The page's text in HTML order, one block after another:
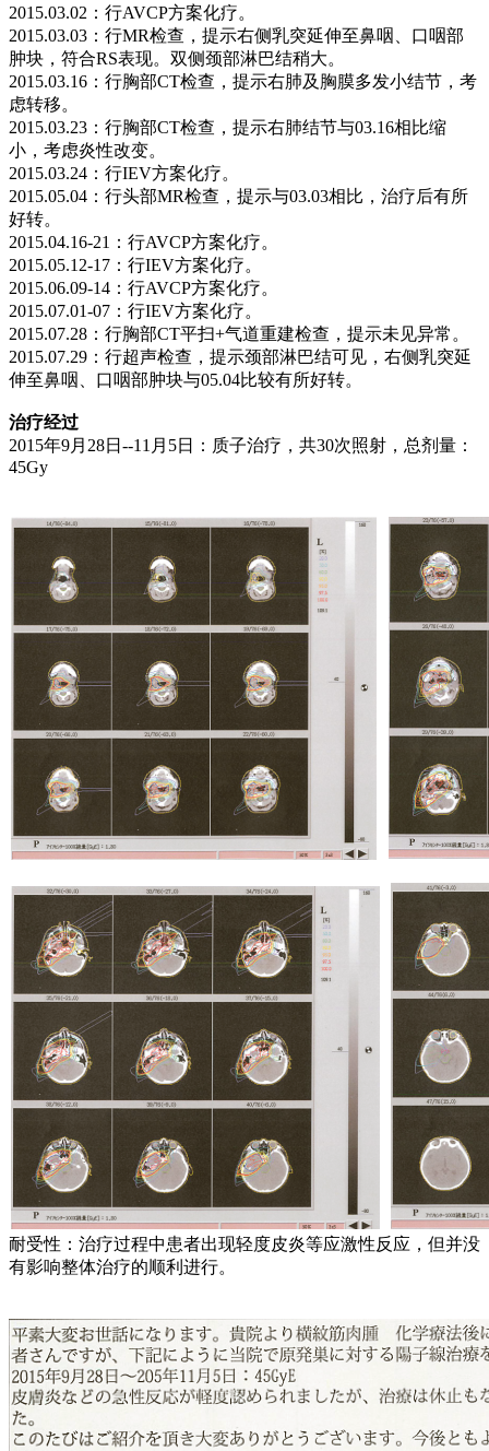
2015.03.02：行AVCP方案化疗。
2015.03.03：行MR检查，提示右侧乳突延伸至鼻咽、口咽部
肿块，符合RS表现。双侧颈部淋巴结稍大。
2015.03.16：行胸部CT检查，提示右肺及胸膜多发小结节，考
虑转移。
2015.03.23：行胸部CT检查，提示右肺结节与03.16相比缩
小，考虑炎性改变。
2015.03.24：行IEV方案化疗。
2015.05.04：行头部MR检查，提示与03.03相比，治疗后有所
好转。
2015.04.16-21：行AVCP方案化疗。
2015.05.12-17：行IEV方案化疗。
2015.06.09-14：行AVCP方案化疗。
2015.07.01-07：行IEV方案化疗。
2015.07.28：行胸部CT平扫+气道重建检查，提示未见异常。
2015.07.29：行超声检查，提示颈部淋巴结可见，右侧乳突延
伸至鼻咽、口咽部肿块与05.04比较有所好转。
治疗经过
2015年9月28日--11月5日：质子治疗，共30次照射，总剂量：
45Gy
耐受性：治疗过程中患者出现轻度皮炎等应激性反应，但并没
有影响整体治疗的顺利进行。